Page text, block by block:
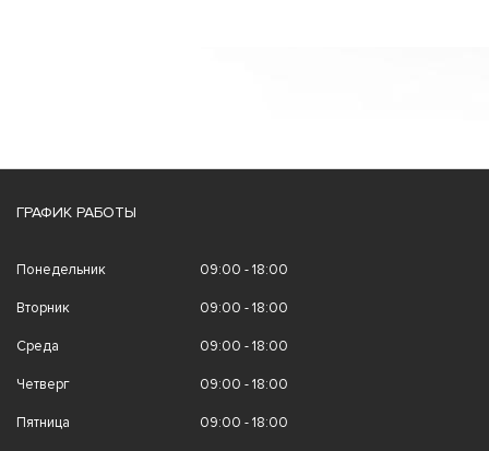
ГРАФИК РАБОТЫ
Понедельник 09:00 - 18:00
Вторник 09:00 - 18:00
Среда 09:00 - 18:00
Четверг 09:00 - 18:00
Пятница 09:00 - 18:00